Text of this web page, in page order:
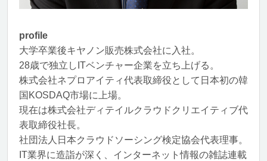
profile
大学卒業後キヤノン販売株式会社に入社。
28歳で独立しITベンチャー企業を立ち上げる。
株式会社ネプロアイティ代表取締役として日本初の韓
国KOSDAQ市場に上場。
現在は株式会社ディテイルクラウドクリエイティブ代
表取締役社長。
社団法人日本クラウドソーシング検定協会代表理事。
IT業界に造詣が深く、インターネット情報の雑誌連載